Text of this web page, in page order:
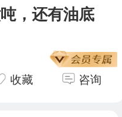
，还有油底
收藏 咨询